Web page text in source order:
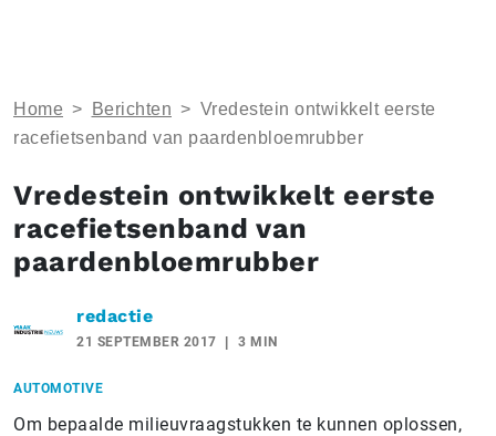
Home > Berichten > Vredestein ontwikkelt eerste
racefietsenband van paardenbloemrubber
Vredestein ontwikkelt eerste
racefietsenband van
paardenbloemrubber
redactie
21 SEPTEMBER 2017 3 MIN
AUTOMOTIVE
Om bepaalde milieuvraagstukken te kunnen oplossen,